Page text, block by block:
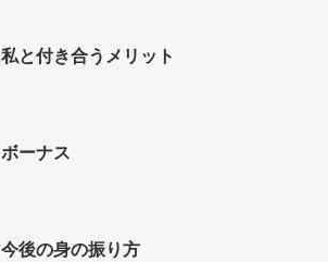
私と付き合うメリット
ボーナス
今後の身の振り方